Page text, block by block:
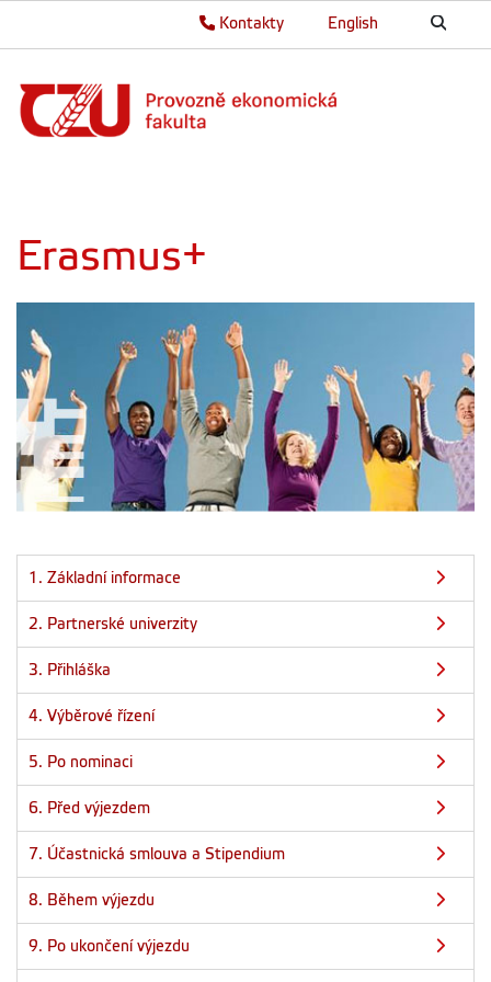
English
Kontakty
Erasmus+
1. Základní informace
2. Partnerské univerzity
3. Přihláška
4. Výběrové řízení
5. Po nominaci
6. Před výjezdem
7. Účastnická smlouva a Stipendium
8. Během výjezdu
9. Po ukončení výjezdu